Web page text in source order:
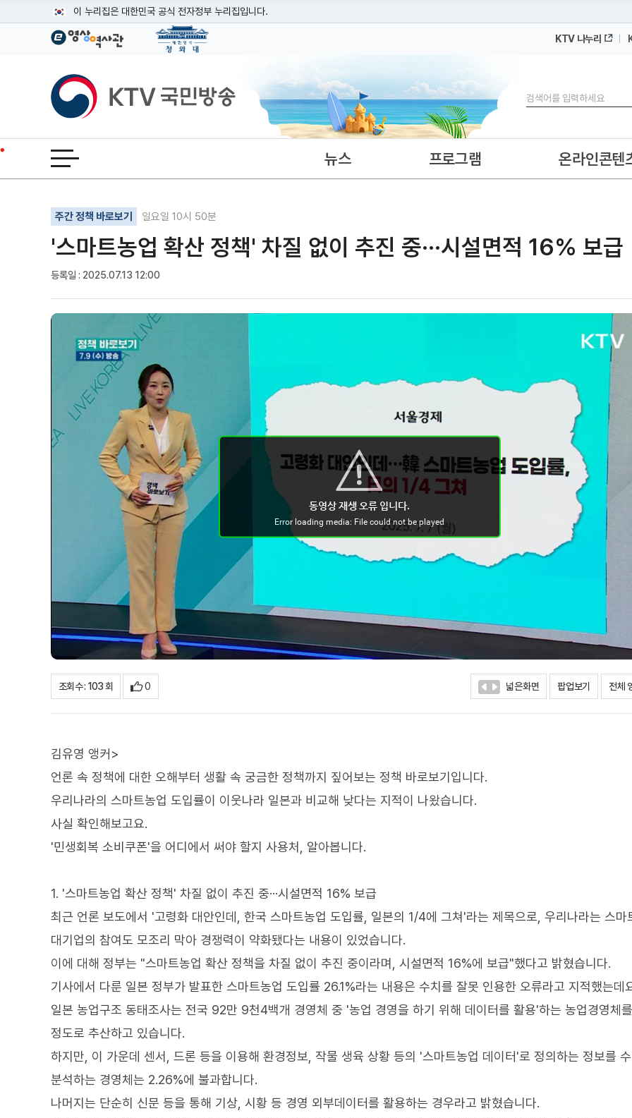
이 누리집은 대한민국 공식 전자정부 누리집입니다.
공식 누리집 주소 확인하기
이밖에 or.kr 또는 .kr등 다른 도메인 주소를 사용하고 있다면 아래 URL에서 도메인 주소를 확인해 보세요
운영중인 공식 누리집보기
KTV 나누리
KTV국민방송
검색
전체메뉴 열기 뉴스 프로그램 온라인콘텐
주간 정책 바로보기 일요일 10시 50분
'스마트농업 확산 정책' 차질 없이 추진 중···시설면적 16% 보급
등록일 : 2025.07.13 12:00
기사인쇄
글자확대
글자축소
조회수 : 103 회 0 넓은화면 팝업보기 전체
김유영 앵커>
언론 속 정책에 대한 오해부터 생활 속 궁금한 정책까지 짚어보는 정책 바로보기입니다.
우리나라의 스마트농업 도입률이 이웃나라 일본과 비교해 낮다는 지적이 나왔습니다.
사실 확인해보고요.
'민생회복 소비쿠폰'을 어디에서 써야 할지 사용처, 알아봅니다.
1. '스마트농업 확산 정책' 차질 없이 추진 중···시설면적 16% 보급
최근 언론 보도에서 '고령화 대안인데, 한국 스마트농업 도입률, 일본의 1/4에 그쳐'라는 제목으로, 우리나라는 스마
대기업의 참여도 모조리 막아 경쟁력이 약화됐다는 내용이 있었습니다.
이에 대해 정부는 "스마트농업 확산 정책을 차질 없이 추진 중이라며, 시설면적 16%에 보급"했다고 밝혔습니다.
기사에서 다룬 일본 정부가 발표한 스마트농업 도입률 26.1%라는 내용은 수치를 잘못 인용한 오류라고 지적했는데
일본 농업구조 동태조사는 전국 92만 9천4백개 경영체 중 '농업 경영을 하기 위해 데이터를 활용'하는 농업경영체
정도로 추산하고 있습니다.
하지만, 이 가운데 센서, 드론 등을 이용해 환경정보, 작물 생육 상황 등의 '스마트농업 데이터'로 정의하는 정보를
분석하는 경영체는 2.26%에 불과합니다.
나머지는 단순히 신문 등을 통해 기상, 시황 등 경영 외부데이터를 활용하는 경우라고 밝혔습니다.